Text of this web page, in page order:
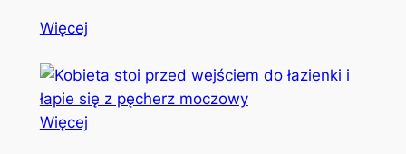
Więcej
Więcej